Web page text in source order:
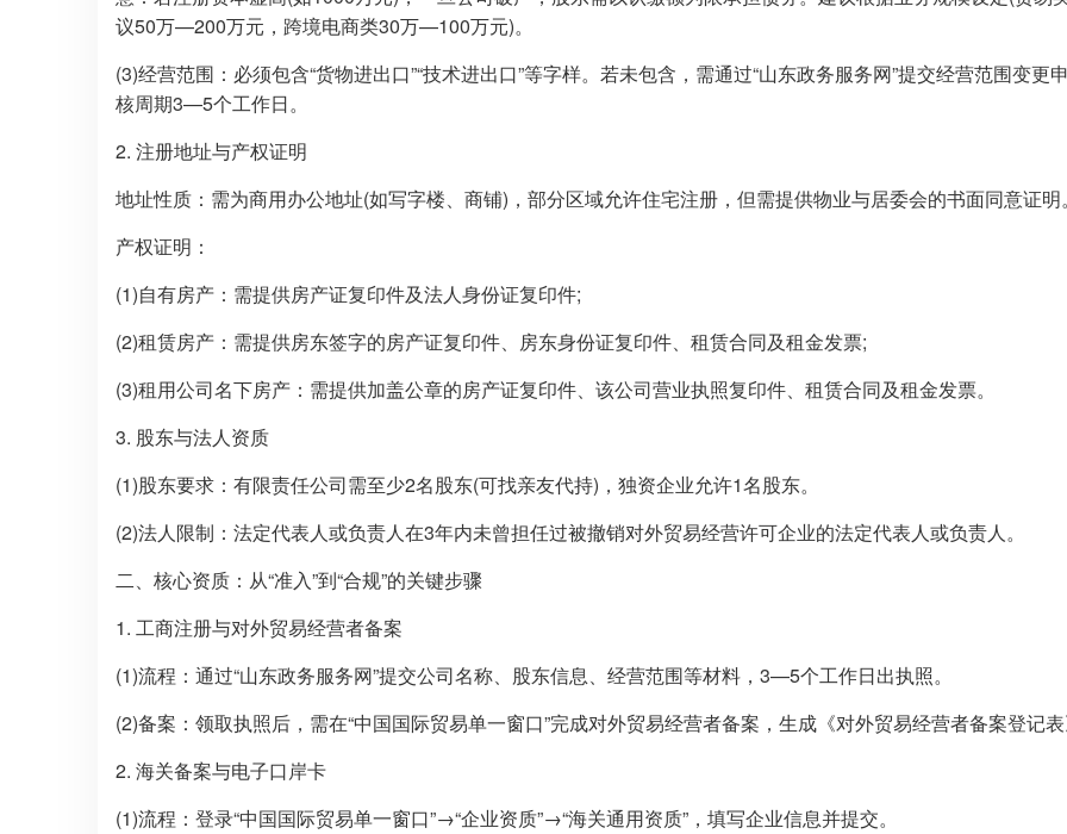
议50万—200万元，跨境电商类30万—100万元)。
(3)经营范围：必须包含“货物进出口”“技术进出口”等字样。若未包含，需通过“山东政务服务网”提交经营范围变更
核周期3—5个工作日。
2. 注册地址与产权证明
地址性质：需为商用办公地址(如写字楼、商铺)，部分区域允许住宅注册，但需提供物业与居委会的书面同意证明
产权证明：
(1)自有房产：需提供房产证复印件及法人身份证复印件;
(2)租赁房产：需提供房东签字的房产证复印件、房东身份证复印件、租赁合同及租金发票;
(3)租用公司名下房产：需提供加盖公章的房产证复印件、该公司营业执照复印件、租赁合同及租金发票。
3. 股东与法人资质
(1)股东要求：有限责任公司需至少2名股东(可找亲友代持)，独资企业允许1名股东。
(2)法人限制：法定代表人或负责人在3年内未曾担任过被撤销对外贸易经营许可企业的法定代表人或负责人。
二、核心资质：从“准入”到“合规”的关键步骤
1. 工商注册与对外贸易经营者备案
(1)流程：通过“山东政务服务网”提交公司名称、股东信息、经营范围等材料，3—5个工作日出执照。
(2)备案：领取执照后，需在“中国国际贸易单一窗口”完成对外贸易经营者备案，生成《对外贸易经营者备案登记
2. 海关备案与电子口岸卡
(1)流程：登录“中国国际贸易单一窗口”→“企业资质”→“海关通用资质”，填写企业信息并提交。